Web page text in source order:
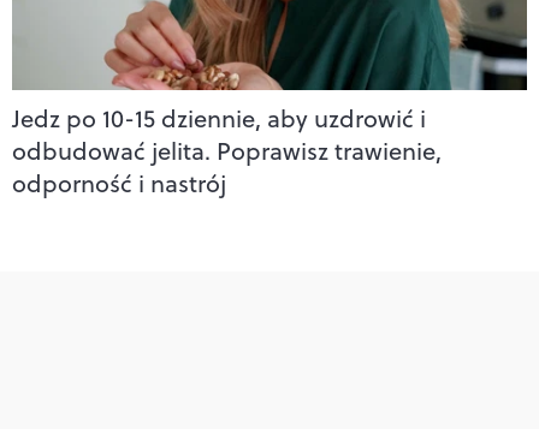
Jedz po 10-15 dziennie, aby uzdrowić i
odbudować jelita. Poprawisz trawienie,
odporność i nastrój